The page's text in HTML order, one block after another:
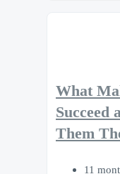
What
Succeed
Them
11